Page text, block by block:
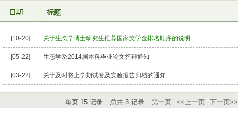
[10-20] 关于生态学博士研究生推荐国家奖学金排名顺序的说明
[05-22] 生态学系2014届本科毕业论文答辩通知
[03-22] 关于及时将上学期试卷及实验报告归档的通知
每页 15记录 总共 3记录 第一页 <<上一页 下一页>>